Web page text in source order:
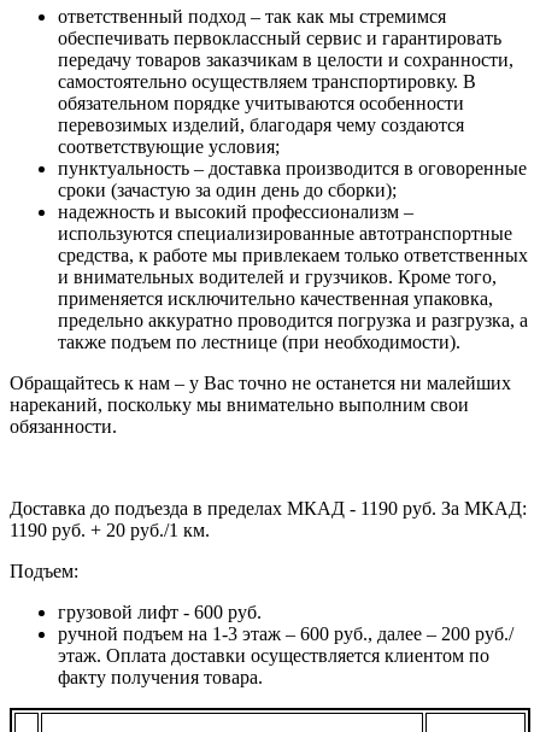
ответственный подход – так как мы стремимся
обеспечивать первоклассный сервис и гарантировать
передачу товаров заказчикам в целости и сохранности,
самостоятельно осуществляем транспортировку. В
обязательном порядке учитываются особенности
перевозимых изделий, благодаря чему создаются
соответствующие условия;
пунктуальность – доставка производится в оговоренные
сроки (зачастую за один день до сборки);
надежность и высокий профессионализм –
используются специализированные автотранспортные
средства, к работе мы привлекаем только ответственных
и внимательных водителей и грузчиков. Кроме того,
применяется исключительно качественная упаковка,
предельно аккуратно проводится погрузка и разгрузка, а
также подъем по лестнице (при необходимости).
Обращайтесь к нам – у Вас точно не останется ни малейших
нареканий, поскольку мы внимательно выполним свои
обязанности.
Доставка до подъезда в пределах МКАД - 1190 руб. За МКАД:
1190 руб. + 20 руб./1 км.
Подъем:
грузовой лифт - 600 руб.
ручной подъем на 1-3 этаж – 600 руб., далее – 200 руб./
этаж. Оплата доставки осуществляется клиентом по
факту получения товара.